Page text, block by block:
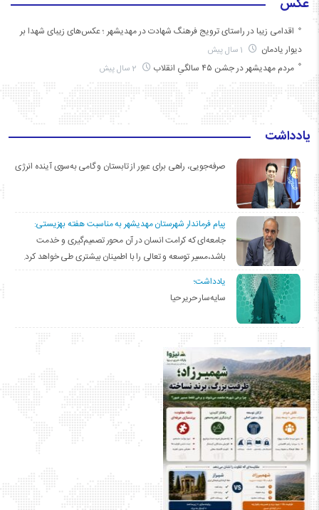
عکس
اقدامی زیبا در راستای ترویج فرهنگ شهادت در مهدیشهر ؛ عکس‌های زیبای شهدا بر
دیوار یادمان
مردم مهدیشهر در جشن ۴۵ سالگیِ انقلاب
یادداشت
صرفه‌جویی، راهی برای عبور از تابستان و گامی به‌سوی آینده انرژی
پیام فرماندار شهرستان مهدیشهر به مناسبت هفته بهزیستی:
جامعه‌ای که کرامت انسان در آن محور تصمیم‌گیری و خدمت
باشد،مسیر توسعه و تعالی را با اطمینان بیشتری طی خواهد کرد.
یادداشت؛
سایه‌سار حریر حیا